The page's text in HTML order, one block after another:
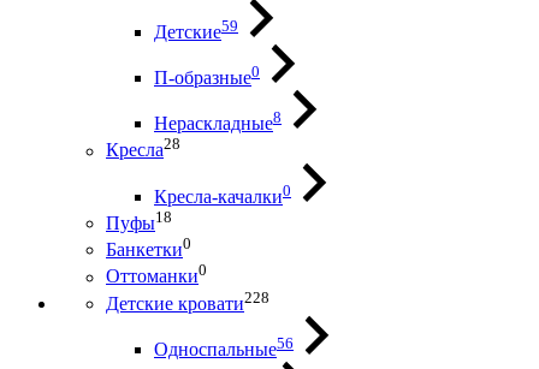
Детские59
П-образные0
Нераскладные8
Кресла28
Кресла-качалки0
Пуфы18
Банкетки0
Оттоманки0
Детские кровати228
Односпальные56